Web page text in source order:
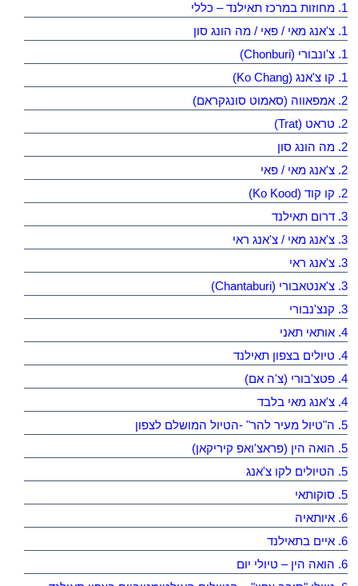
1. מחוזות במרכז תאילנד – כללי
1. צ'אנג מאי / פאי / מה הונג סון
1. צ'ונבורי (Chonburi)
1. קו צ'אנג (Ko Chang)
2. אמפאווה (סאמוט סונגקראם)
2. טראט (Trat)
2. מה הונג סון
2. צ'אנג מאי / פאי
2. קו קוד (Ko Kood)
3. דרום תאילנד
3. צ'אנג מאי / צ'אנג ראי
3. צ'אנג ראי
3. צ'אנטאבורי (Chantaburi)
3. קנצ'נבורי
4. אותאי תאני
4. טיולים בצפון תאילנד
4. פטצ'בורי (צ'ה אם)
4. צ'אנג מאי בלבד
5. ה"טיול מעיר להר" -הטיול המושלם לצפון
5. הואה הין (פראצ'ואפ קיריקאן)
5. הטיולים לקו צ'אנג
5. סוקותאי
6. איותאיה
6. איים בתאילנד
6. הואה הין – טיולי יום